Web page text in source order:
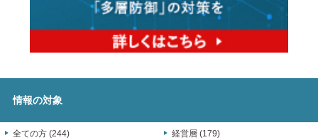
情報の対象
全ての方 (244) 経営層 (179)